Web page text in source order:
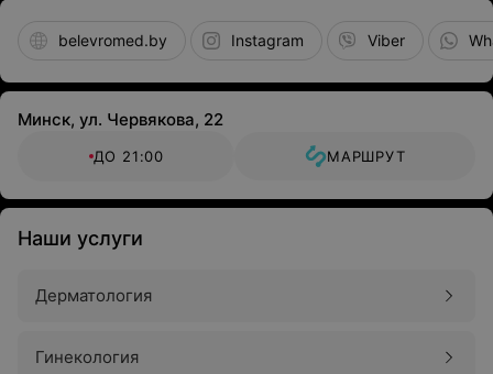
belevromed.by Instagram Viber
Минск, ул. Червякова, 22
ДО 21:00 МАРШРУТ
Наши услуги
Дерматология
Гинекология